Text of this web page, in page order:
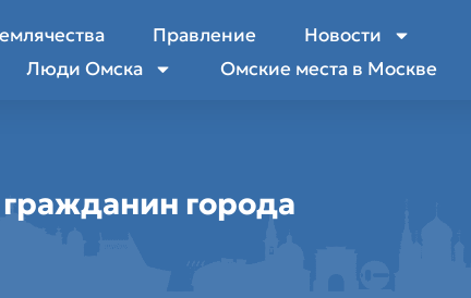
Правление
Новости
Люди Омска Омские места в Москве
города